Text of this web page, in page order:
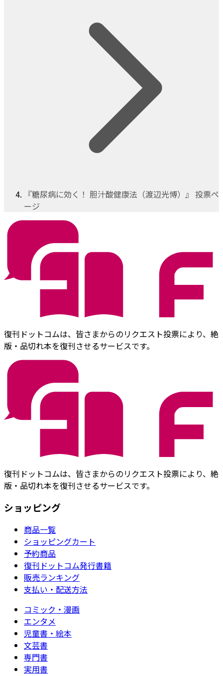
『糖尿病に効く！ 胆汁酸健康法（渡辺光博）』 投票ペ
ージ
復刊ドットコムは、皆さまからのリクエスト投票により、絶
版・品切れ本を復刊させるサービスです。
復刊ドットコムは、皆さまからのリクエスト投票により、絶
版・品切れ本を復刊させるサービスです。
ショッピング
商品一覧
ショッピングカート
予約商品
復刊ドットコム発行書籍
販売ランキング
支払い・配送方法
コミック・漫画
エンタメ
児童書・絵本
文芸書
専門書
実用書